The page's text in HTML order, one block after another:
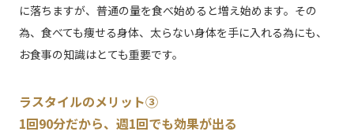
に落ちますが、普通の量を食べ始めると増え始めます。その
為、食べても痩せる身体、太らない身体を手に入れる為にも、
お食事の知識はとても重要です。
ラスタイルのメリット③
1回90分だから、週1回でも効果が出る